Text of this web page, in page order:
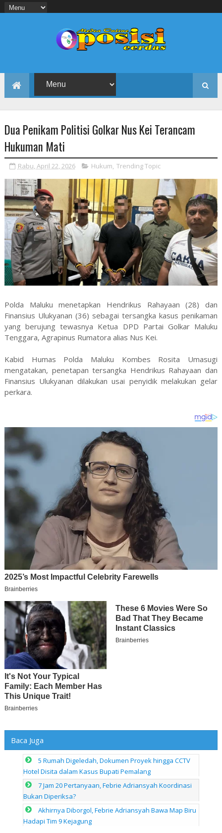
Dua Penikam Politisi Golkar Nus Kei Terancam
Hukuman Mati
Rabu, April 22, 2026 Hukum, Trending Topic
Polda Maluku menetapkan Hendrikus Rahayaan (28) dan
Finansius Ulukyanan (36) sebagai tersangka kasus penikaman
yang berujung tewasnya Ketua DPD Partai Golkar Maluku
Tenggara, Agrapinus Rumatora alias Nus Kei.
Kabid Humas Polda Maluku Kombes Rosita Umasugi
mengatakan, penetapan tersangka Hendrikus Rahayaan dan
Finansius Ulukyanan dilakukan usai penyidik melakukan gelar
perkara.
Baca Juga
5 Rumah Digeledah, Dokumen Proyek hingga CCTV
Hotel Disita dalam Kasus Bupati Pemalang
7 Jam 20 Pertanyaan, Febrie Adriansyah Koordinasi
Bukan Diperiksa?
Akhirnya Diborgol, Febrie Adriansyah Bawa Map Biru
Hadapi Tim 9 Kejagung